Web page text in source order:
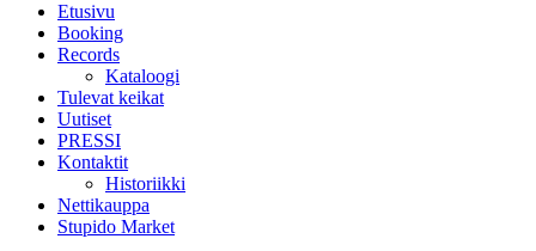
Etusivu
Booking
Records
Kataloogi
Tulevat keikat
Uutiset
PRESSI
Kontaktit
Historiikki
Nettikauppa
Stupido Market